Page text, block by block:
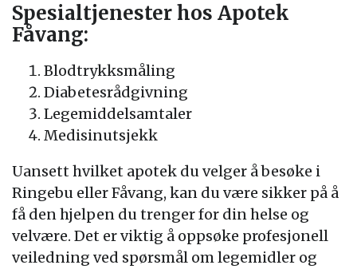
Spesialtjenester hos Apotek
Fåvang:
Blodtrykksmåling
Diabetesrådgivning
Legemiddelsamtaler
Medisinutsjekk
Uansett hvilket apotek du velger å besøke i
Ringebu eller Fåvang, kan du være sikker på å
få den hjelpen du trenger for din helse og
velvære. Det er viktig å oppsøke profesjonell
veiledning ved spørsmål om legemidler og